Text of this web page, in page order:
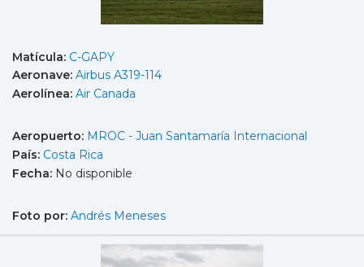
Matícula: C-GAPY
Aeronave: Airbus A319-114
Aerolínea: Air Canada
Aeropuerto: MROC - Juan Santamaría Internacional
País: Costa Rica
Fecha: No disponible
Foto por: Andrés Meneses